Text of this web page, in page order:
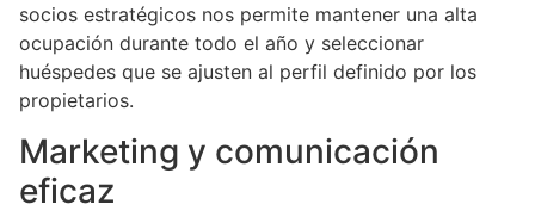
socios estratégicos nos permite mantener una alta
ocupación durante todo el año y seleccionar
huéspedes que se ajusten al perfil definido por los
propietarios.
Marketing y comunicación
eficaz